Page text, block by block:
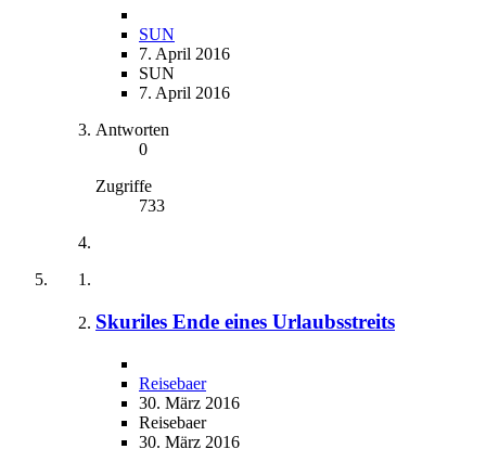
SUN
7. April 2016
SUN
7. April 2016
Antworten
0
Zugriffe
733
Skuriles Ende eines Urlaubsstreits
Reisebaer
30. März 2016
Reisebaer
30. März 2016